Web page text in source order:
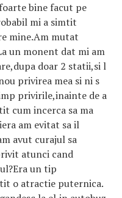
bine facut pe
mi a simtit
mine.Am mutat
un monent dat mi am
doar 2 statii,si l
privirea mea si ni s
privirile,inainte de a
cum incerca sa ma
am evitat sa il
avut curajul sa
atunci cand
un tip
o atractie puternica.